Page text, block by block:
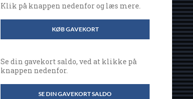
Klik på knappen nedenfor og læs mere.
KØB GAVEKORT
Se din gavekort saldo, ved at klikke på
knappen nedenfor.
SE DIN GAVEKORT SALDO